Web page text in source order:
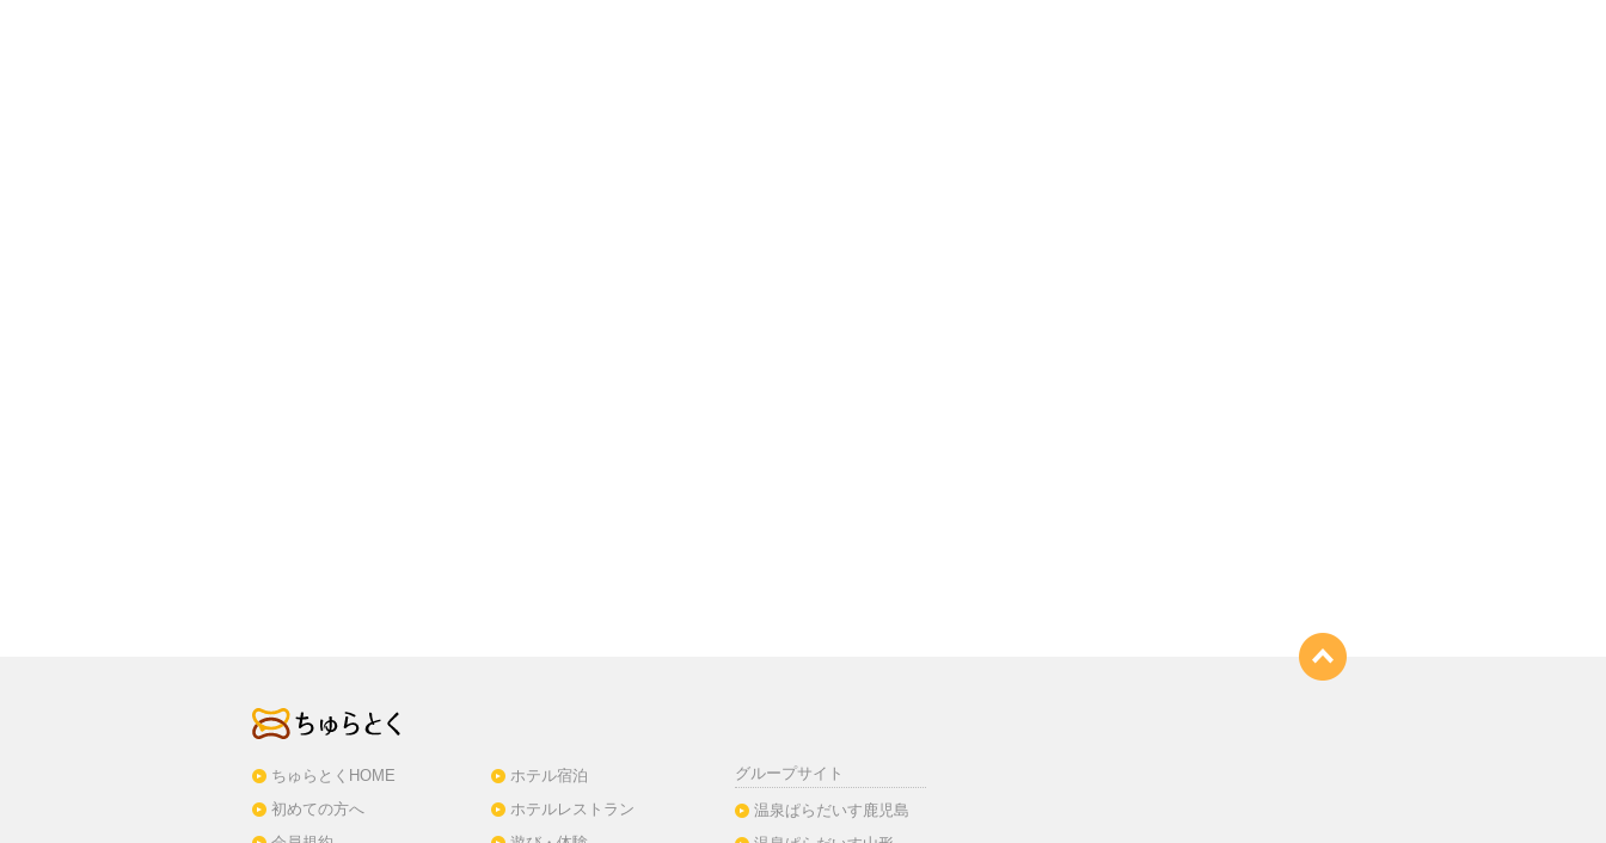
ちゅらとくHOME
初めての方へ
ホテル宿泊
ホテルレストラン
グループサイト
温泉ぱらだいす鹿児島